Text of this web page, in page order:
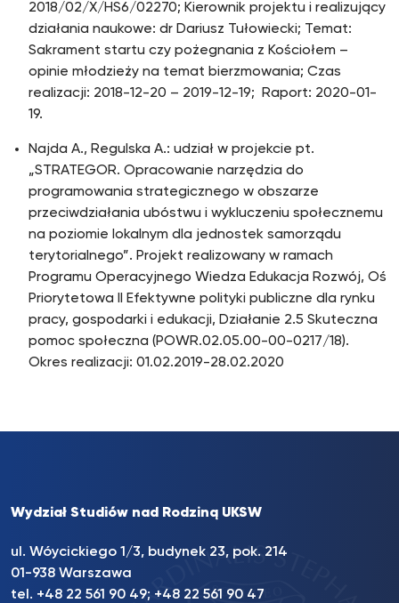
2018/02/X/HS6/02270; Kierownik projektu i realizujący
działania naukowe: dr Dariusz Tułowiecki; Temat:
Sakrament startu czy pożegnania z Kościołem –
opinie młodzieży na temat bierzmowania; Czas
realizacji: 2018-12-20 – 2019-12-19; Raport: 2020-01-
19.
Najda A., Regulska A.: udział w projekcie pt.
„STRATEGOR. Opracowanie narzędzia do
programowania strategicznego w obszarze
przeciwdziałania ubóstwu i wykluczeniu społecznemu
na poziomie lokalnym dla jednostek samorządu
terytorialnego”. Projekt realizowany w ramach
Programu Operacyjnego Wiedza Edukacja Rozwój, Oś
Priorytetowa II Efektywne polityki publiczne dla rynku
pracy, gospodarki i edukacji, Działanie 2.5 Skuteczna
pomoc społeczna (POWR.02.05.00-00-0217/18).
Okres realizacji: 01.02.2019-28.02.2020
Wydział Studiów nad Rodziną UKSW
ul. Wóycickiego 1/3, budynek 23, pok. 214
01-938 Warszawa
tel. +48 22 561 90 49; +48 22 561 90 47